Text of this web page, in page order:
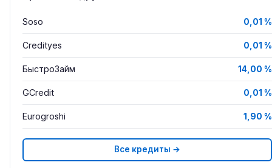
Soso 0,01 %
Credityes 0,01 %
БыстроЗайм 14,00 %
GCredit 0,01 %
Eurogroshi 1,90 %
Все кредиты →